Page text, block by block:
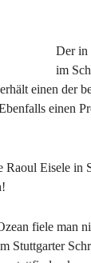
Der in
im
einen der
einen
Eisele in
fiele man
Stuttgarter